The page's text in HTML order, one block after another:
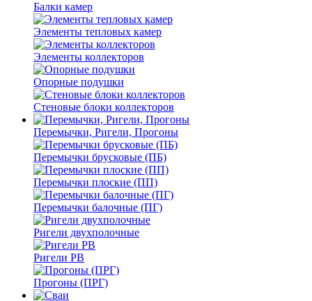
Балки камер
Элементы тепловых камер
Элементы коллекторов
Опорные подушки
Стеновые блоки коллекторов
Перемычки, Ригели, Прогоны
Перемычки брусковые (ПБ)
Перемычки плоские (ПП)
Перемычки балочные (ПГ)
Ригели двухполочные
Ригели РВ
Прогоны (ПРГ)